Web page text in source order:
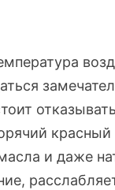
красный
и даже